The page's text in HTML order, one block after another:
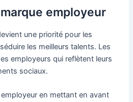
employeur
une priorité pour les
les meilleurs talents. Les
employeurs qui reflètent leurs
sociaux.
en mettant en avant